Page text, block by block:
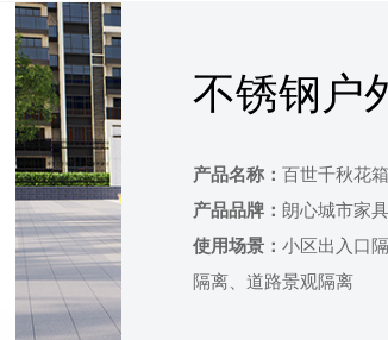
不锈钢户
产品名称： 百世千秋花箱
产品品牌： 朗心城市家具
使用场景： 小区出入口
隔离、道路景观隔离